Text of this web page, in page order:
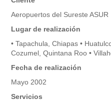
Aeropuertos del Sureste ASUR
Lugar de realización
• Tapachula, Chiapas •
Cozumel, Quintana Roo •
Fecha de realización
Mayo 2002
Servicios